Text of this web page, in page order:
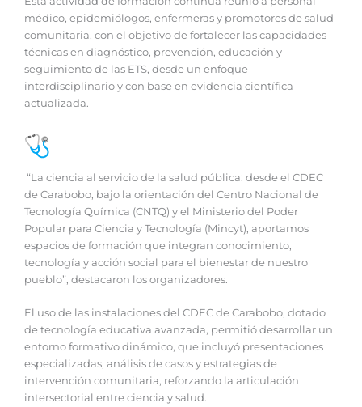
médico, epidemiólogos, enfermeras y promotores de salud
comunitaria, con el objetivo de fortalecer las capacidades
técnicas en diagnóstico, prevención, educación y
seguimiento de las ETS, desde un enfoque
interdisciplinario y con base en evidencia científica
actualizada.
“La ciencia al servicio de la salud pública: desde el CDEC
de Carabobo, bajo la orientación del Centro Nacional de
Tecnología Química (CNTQ) y el Ministerio del Poder
Popular para Ciencia y Tecnología (Mincyt), aportamos
espacios de formación que integran conocimiento,
tecnología y acción social para el bienestar de nuestro
pueblo”, destacaron los organizadores.
El uso de las instalaciones del CDEC de Carabobo, dotado
de tecnología educativa avanzada, permitió desarrollar un
entorno formativo dinámico, que incluyó presentaciones
especializadas, análisis de casos y estrategias de
intervención comunitaria, reforzando la articulación
intersectorial entre ciencia y salud.